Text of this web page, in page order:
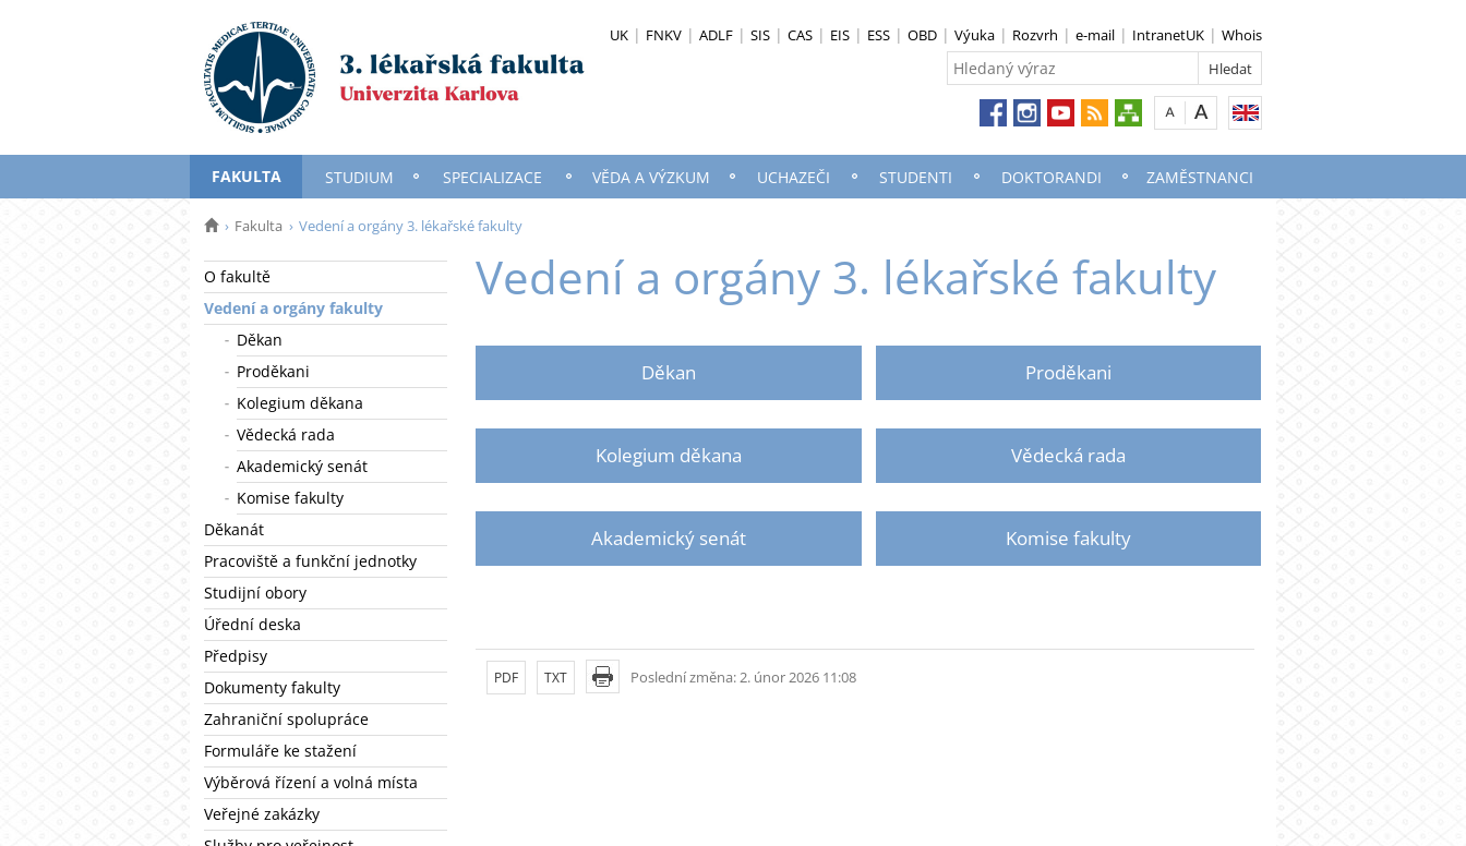
UK FNKV ADLF SIS CAS EIS ESS OBD Výuka Rozvrh e-mail IntranetUK Whois
FAKULTA STUDIUM SPECIALIZACE VĚDA A VÝZKUM UCHAZEČI STUDENTI DOKTORANDI ZAMĚSTNANCI
Fakulta Vedení a orgány 3. lékařské fakulty
O fakultě
Vedení a orgány fakulty
Děkan
Proděkani
Kolegium děkana
Vědecká rada
Akademický senát
Komise fakulty
Děkanát
Pracoviště a funkční jednotky
Studijní obory
Úřední deska
Předpisy
Dokumenty fakulty
Zahraniční spolupráce
Formuláře ke stažení
Výběrová řízení a volná místa
Veřejné zakázky
Vedení a orgány 3. lékařské fakulty
Děkan
Kolegium děkana
Akademický senát
Proděkani
Vědecká rada
Komise fakulty
Poslední změna: 2. únor 2026 11:08
PDF TXT